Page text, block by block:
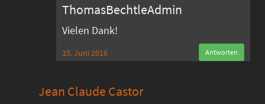
ThomasBechtleAdmin
Vielen Dank!
15. Juni 2016 Antworten
Jean Claude Castor